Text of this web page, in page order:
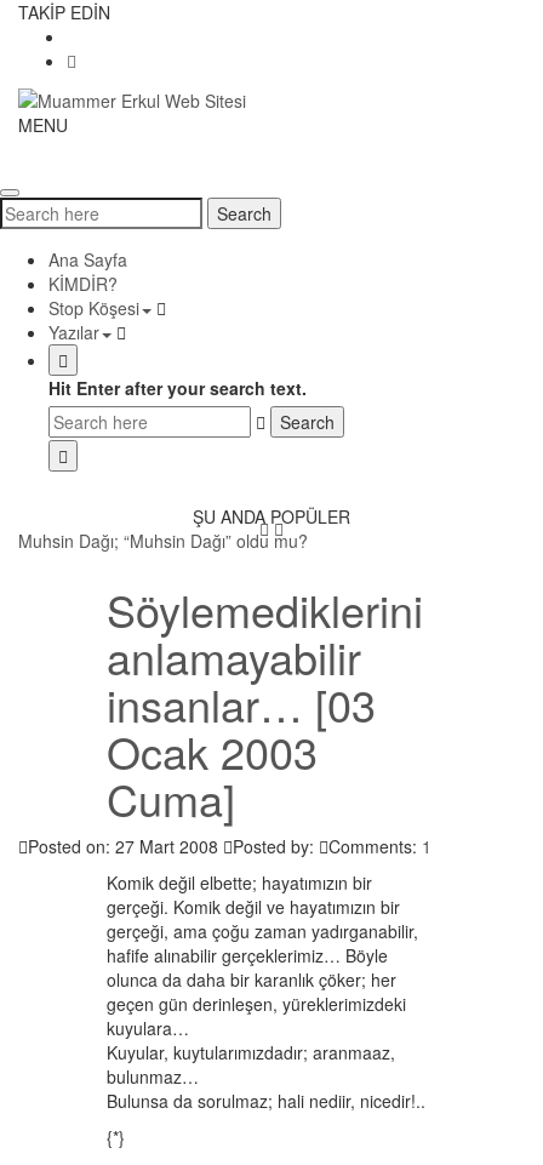
Skip
content
TAKİP EDİN
Muammer
Sitesi
MENU
Search
for:
Search
Ana Sayfa
KİMDİR?
Stop Köşesi
Yazılar
Hit Enter after your search text.
ŞU ANDA POPÜLER
Muhsin Dağı; “Muhsin Dağı” oldu mu?
Söylemediklerini
anlamayabilir
insanlar… [03
Ocak 2003
Cuma]
Posted on: 27 Mart 2008 Posted by: Comments: 1
Komik değil elbette; hayatımızın bir
gerçeği. Komik değil ve hayatımızın bir
gerçeği, ama çoğu zaman yadırganabilir,
hafife alınabilir gerçeklerimiz… Böyle
olunca da daha bir karanlık çöker; her
geçen gün derinleşen, yüreklerimizdeki
kuyulara…
Kuyular, kuytularımızdadır; aranmaaz,
bulunmaz…
Bulunsa da sorulmaz; hali nediir, nicedir!..
{*}